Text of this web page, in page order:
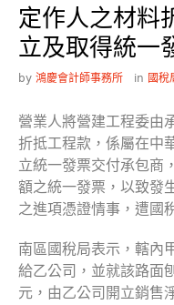
定作人之材料
立及取得統一
by 鴻慶會計師事務所 in 國稅
營業人將營建工程委由
折抵工程款，係屬在中
立統一發票交付承包商
額之統一發票，以致發
之進項憑證情事，遭國
南區國稅局表示，轄內
給乙公司，並就該路面
元，由乙公司開立銷售